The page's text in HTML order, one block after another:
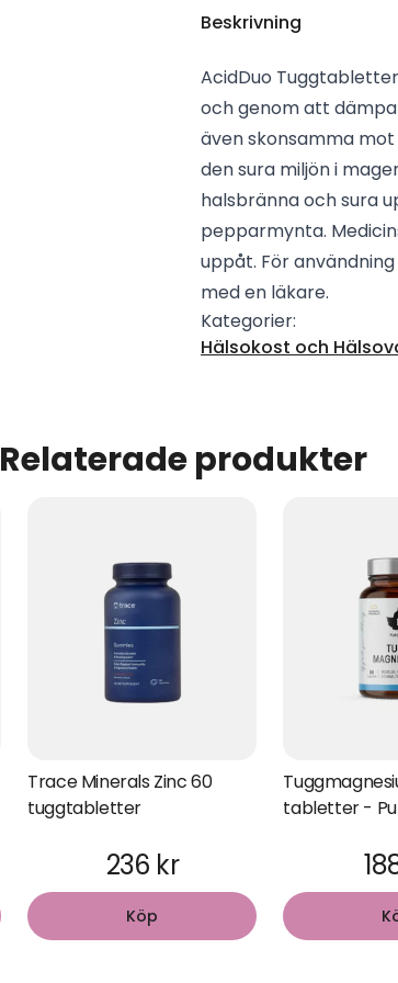
Beskrivning
AcidDuo
och genom att
även skonsamma
den sura miljön i
halsbränna och sura
pepparmynta.
uppåt. För
med en läkare.
Kategorier:
Hälsokost och
Relaterade produkter
Trace Minerals Zinc 60
tuggtabletter
236 kr
Köp
tabletter -